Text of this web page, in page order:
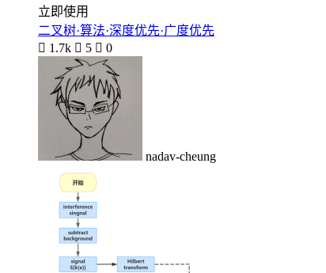
立即使用
二叉树·算法·深度优先·广度优先
 1.7k  5  0
nadav-cheung